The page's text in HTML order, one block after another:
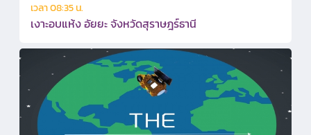
เวลา 08:35 น.
เงาะอบแห้ง อัยยะ จังหวัดสุราษฎร์ธานี